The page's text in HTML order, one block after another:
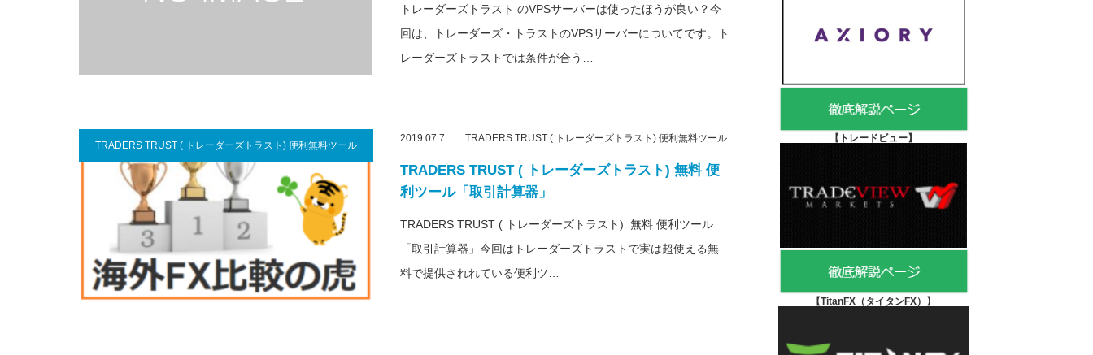
トレーダーズトラスト のVPSサーバーは使ったほうが良い？今
回は、トレーダーズ・トラストのVPSサーバーについてです。ト
レーダーズトラストでは条件が合う…
TRADERS TRUST ( トレーダーズトラスト) 便利無料ツール
2019.07.7 TRADERS TRUST ( トレーダーズトラスト) 便利無料ツール
TRADERS TRUST ( トレーダーズトラスト) 無料 便
利ツール「取引計算器」
TRADERS TRUST ( トレーダーズトラスト) 無料 便利ツール
「取引計算器」今回はトレーダーズトラストで実は超使える無
料で提供されれている便利ツ…
【 トレードビュー】
【TitanFX（タイタンFX） 】